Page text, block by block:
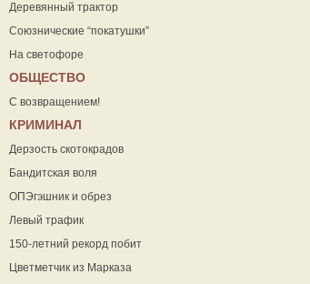
Деревянный трактор
Союзнические “покатушки”
На светофоре
ОБЩЕСТВО
С возвращением!
КРИМИНАЛ
Дерзость скотокрадов
Бандитская воля
ОПЭгэшник и обрез
Левый трафик
150-летний рекорд побит
Цветметчик из Марказа